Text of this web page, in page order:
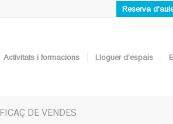
Reserva
Activitats i formacions Lloguer d’espais
DE VENDES